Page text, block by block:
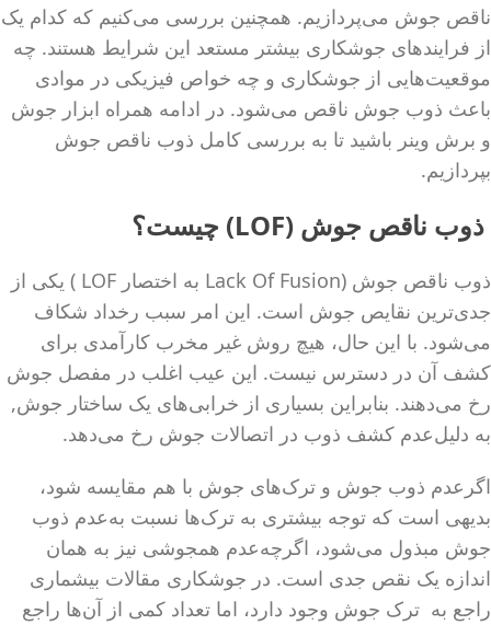
ناقص جوش می‌پردازیم. همچنین بررسی می‌کنیم که کدام یک
از فرایند‌های جوشکاری بیشتر مستعد این شرایط هستند. چه
موقعیت‌هایی از جوشکاری و چه خواص فیزیکی در موادی
باعث ذوب جوش ناقص می‌شود. در ادامه همراه ابزار جوش
و برش وینر باشید تا به بررسی کامل ذوب ناقص جوش
بپردازیم.
ذوب ناقص جوش (LOF) چیست؟
ذوب ناقص جوش (Lack Of Fusion به اختصار LOF ) یکی از
جدی‌ترین نقایص جوش است. این امر سبب رخداد شکاف
می‌شود. با این حال، هیچ روش غیر مخرب کارآمدی برای
کشف آن در دسترس نیست. این عیب اغلب در مفصل جوش
رخ می‌دهند. بنابراین بسیاری از خرابی‌های یک ساختار جوش,
به دلیل‌عدم کشف ذوب در اتصالات جوش رخ می‌دهد.
اگرعدم ذوب جوش و ترک‌های جوش با هم مقایسه شود،
بدیهی است که توجه بیشتری به ترک‌ها نسبت به‌عدم ذوب
جوش مبذول می‌شود، اگرچه‌عدم همجوشی نیز به همان
اندازه یک نقص جدی است. در جوشکاری مقالات بیشماری
راجع به ترک جوش وجود دارد، اما تعداد کمی از آن‌ها راجع